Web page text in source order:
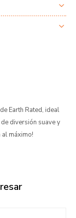
Earth Rated, ideal
diversión suave y
al máximo!